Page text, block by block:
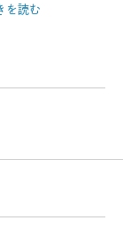
を読む